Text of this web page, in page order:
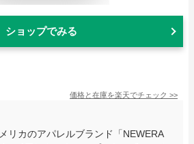
ショップでみる
価格と在庫を楽天でチェック >>
リカのアパレルブランド「NEWERA